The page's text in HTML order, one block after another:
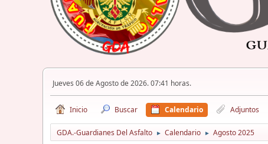
Jueves 06 de Agosto de 2026. 07:41 horas.
Inicio Buscar Calendario Adjuntos
GDA.-Guardianes Del Asfalto ► Calendario ► Agosto 2025